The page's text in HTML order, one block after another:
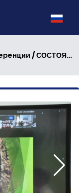
/ СОСТОЯЛАСЬ МЕЖДУНАРОДНАЯ НАУЧНО-ПРАКТИЧЕСКАЯ КОНФЕРЕНЦИЯ